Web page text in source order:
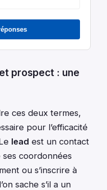
prospect : une
ces deux termes,
pour l’efficacité
lead est un contact
ses coordonnées
ou s’inscrire à
sache s’il a un